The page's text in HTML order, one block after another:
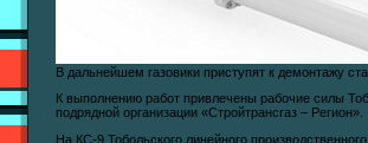
В дальнейшем газовики приступят к демонтажу
К выполнению работ привлечены рабочие силы
подрядной организации «Стройтрансгаз – Регион».
На КС-9 Тобольского линейного